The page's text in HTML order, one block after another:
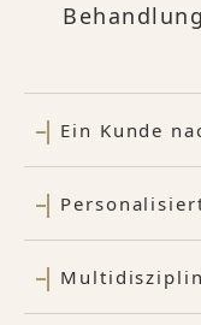
Ein Kunde